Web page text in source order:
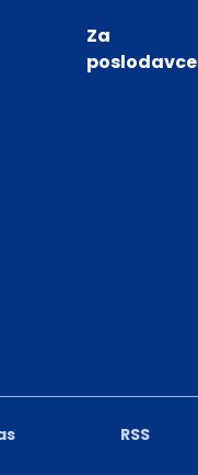
RSS
Za
poslodavce